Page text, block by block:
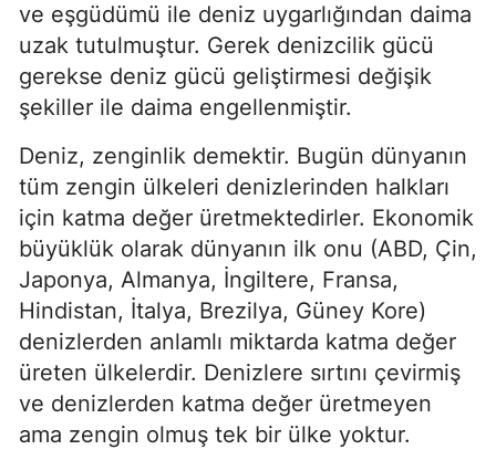
ve eşgüdümü ile deniz uygarlığından daima
uzak tutulmuştur. Gerek denizcilik gücü
gerekse deniz gücü geliştirmesi değişik
şekiller ile daima engellenmiştir.
Deniz, zenginlik demektir. Bugün dünyanın
tüm zengin ülkeleri denizlerinden halkları
için katma değer üretmektedirler. Ekonomik
büyüklük olarak dünyanın ilk onu (ABD, Çin,
Japonya, Almanya, İngiltere, Fransa,
Hindistan, İtalya, Brezilya, Güney Kore)
denizlerden anlamlı miktarda katma değer
üreten ülkelerdir. Denizlere sırtını çevirmiş
ve denizlerden katma değer üretmeyen
ama zengin olmuş tek bir ülke yoktur.